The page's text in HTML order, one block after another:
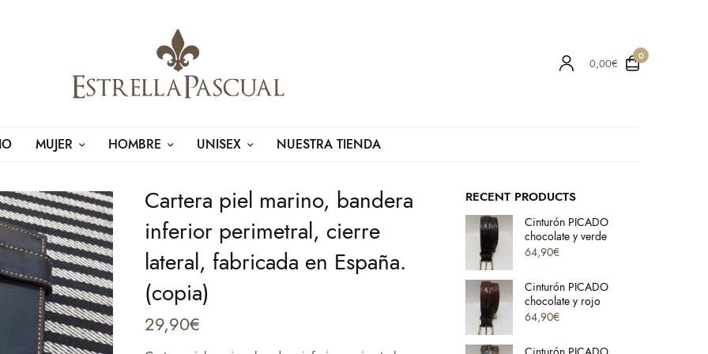
0,00€
0
MUJER HOMBRE UNISEX NUESTRA TIENDA
RECENT PRODUCTS
Cinturón PICADO
chocolate y verde
64,90€
Cinturón PICADO
chocolate y rojo
64,90€
Cartera piel marino, bandera
inferior perimetral, cierre
lateral, fabricada en España.
(copia)
29,90€